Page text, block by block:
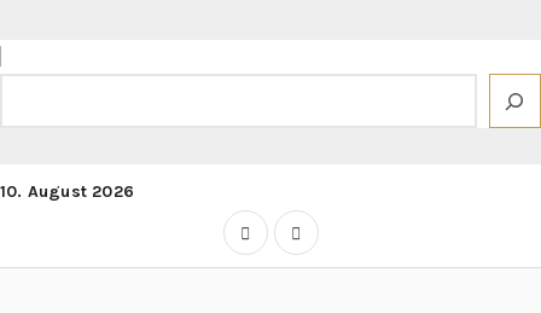
Inhalt
springen
10. August 2026